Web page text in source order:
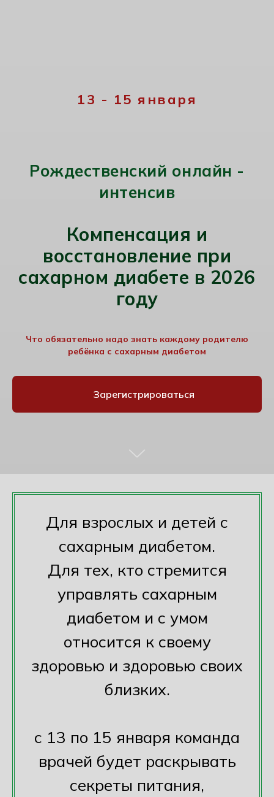
13 - 15 января
Рождественский онлайн -
интенсив
Компенсация и
восстановление при
сахарном диабете в 2026
году
Что обязательно надо знать каждому родителю
ребёнка с сахарным диабетом
Зарегистрироваться
Для взрослых и детей с
сахарным диабетом.
Для тех, кто стремится
управлять сахарным
диабетом и с умом
относится к своему
здоровью и здоровью своих
близких.
с 13 по 15 января команда
врачей будет раскрывать
секреты питания,